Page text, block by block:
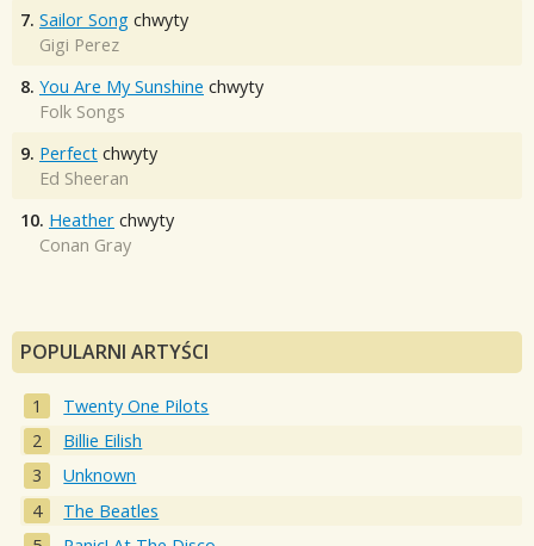
7. Sailor Song chwyty
Gigi Perez
8. You Are My Sunshine chwyty
Folk Songs
9. Perfect chwyty
Ed Sheeran
10. Heather chwyty
Conan Gray
POPULARNI ARTYŚCI
Twenty One Pilots
Billie Eilish
Unknown
The Beatles